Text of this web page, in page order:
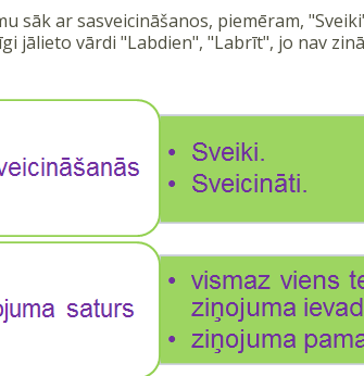
sāk ar sasveicināšanos, piemēram,
jālieto vārdi "Labdien", "Labrīt", jo nav